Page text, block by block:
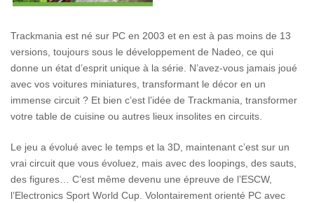
Trackmania est né sur PC en 2003 et en est à pas moins de 13
versions, toujours sous le développement de Nadeo, ce qui
donne un état d’esprit unique à la série. N’avez-vous jamais joué
avec vos voitures miniatures, transformant le décor en un
immense circuit ? Et bien c’est l’idée de Trackmania, transformer
votre table de cuisine ou autres lieux insolites en circuits.
Le jeu a évolué avec le temps et la 3D, maintenant c’est sur un
vrai circuit que vous évoluez, mais avec des loopings, des sauts,
des figures… C’est même devenu une épreuve de l’ESCW,
l’Electronics Sport World Cup. Volontairement orienté PC avec